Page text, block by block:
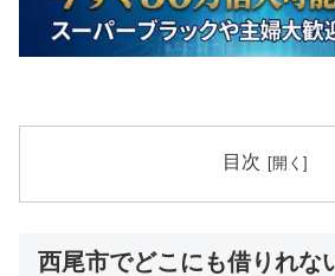
目次
西尾市でどこにも借りれな